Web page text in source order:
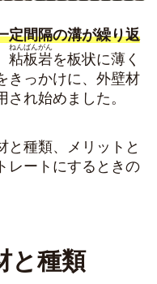
定間隔の溝が繰り返
粘板岩
ねんばんがん
を板状に薄く
きっかけに、外壁材
れ始めました。
と種類、メリットと
レートにするときの
と種類